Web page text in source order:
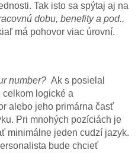
Tak isto sa spýtaj aj na
dobu, benefity a pod.,
má pohovor viac úrovní.
number? Ak s posielal
celkom logické a
alebo jeho primárna časť
Pri mnohých pozíciách je
minimálne jeden cudzí jazyk.
bude chcieť